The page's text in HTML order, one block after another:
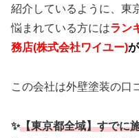
紹介しているように、東
悩まれている方にはラン
務店(株式会社ワイユー)
この会社は外壁塗装の口
✨【東京都全域】すでに